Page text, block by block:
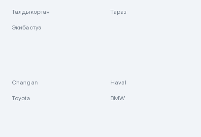
Талдыкорган Тараз
Экибастуз
Changan Haval
Toyota BMW